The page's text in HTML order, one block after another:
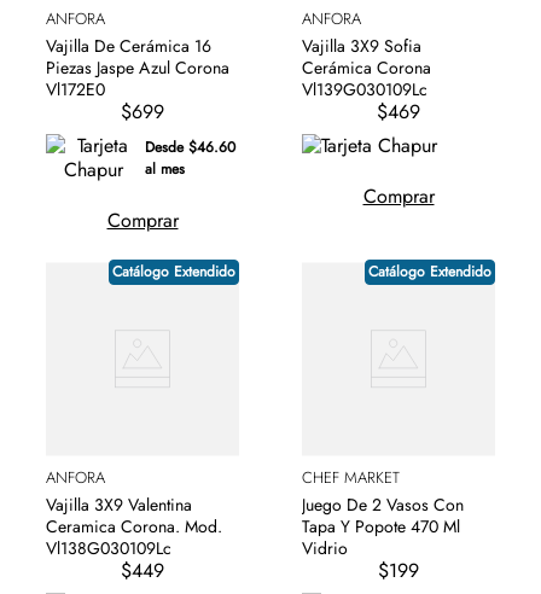
ANFORA
Vajilla De Cerámica 16
Piezas Jaspe Azul Corona
Vl172E0
$699
Desde $46.60
al mes
Comprar
ANFORA
Vajilla 3X9 Sofia
Cerámica Corona
Vl139G030109Lc
$469
Comprar
Catálogo Extendido
ANFORA
Vajilla 3X9 Valentina
Ceramica Corona. Mod.
Vl138G030109Lc
$449
Catálogo Extendido
CHEF MARKET
Juego De 2 Vasos Con
Tapa Y Popote 470 Ml
Vidrio
$199